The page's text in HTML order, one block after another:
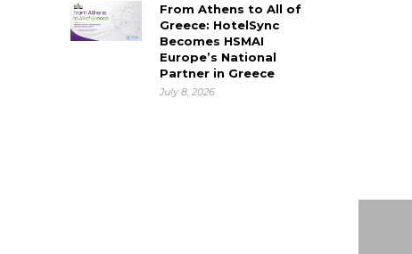
From Athens to All of
Greece: HotelSync
Becomes HSMAI
Europe’s National
Partner in Greece
July 8, 2026